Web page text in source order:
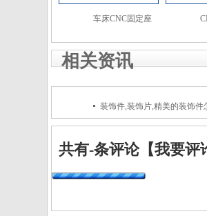
车床CNC固定座
东莞海晟五金是一
家专业从事车床、
工、cnc加工、阳极
氧化、CD纹高光、
按键cd纹、旋钮、
耳壳等,多年行业经
验,支持非标定制,专
东
工
工
纹
相关资讯
装饰件,装饰片,精美的装饰件
共有-条评论【我要评